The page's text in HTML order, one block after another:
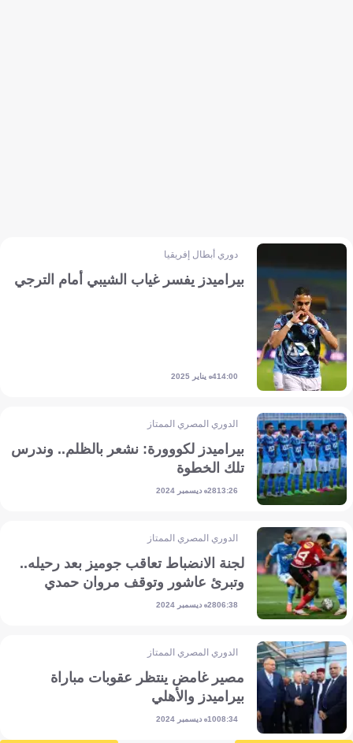
دوري أبطال إفريقيا
بيراميدز يفسر غياب الشيبي أمام الترجي
14:004 يناير 2025
الدوري المصري الممتاز
بيراميدز لكووورة: نشعر بالظلم.. وندرس
تلك الخطوة
13:2628 ديسمبر 2024
الدوري المصري الممتاز
لجنة الانضباط تعاقب جوميز بعد رحيله..
وتبرئ عاشور وتوقف مروان حمدي
06:3828 ديسمبر 2024
الدوري المصري الممتاز
مصير غامض ينتظر عقوبات مباراة
بيراميدز والأهلي
08:3410 ديسمبر 2024